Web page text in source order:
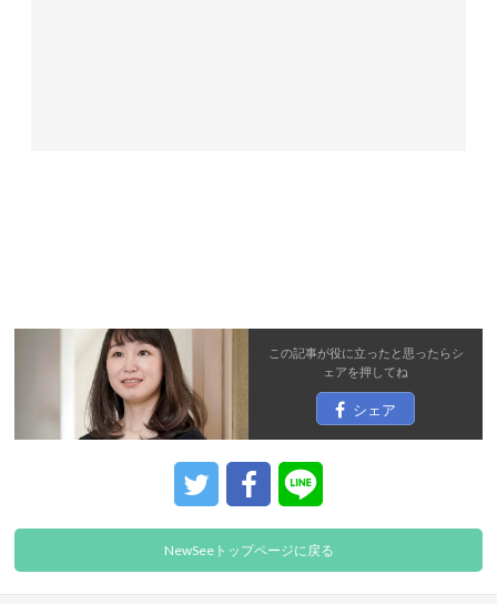
この記事が役に立ったと思ったらシ
ェアを押してね
シェア
NewSeeトップページに戻る